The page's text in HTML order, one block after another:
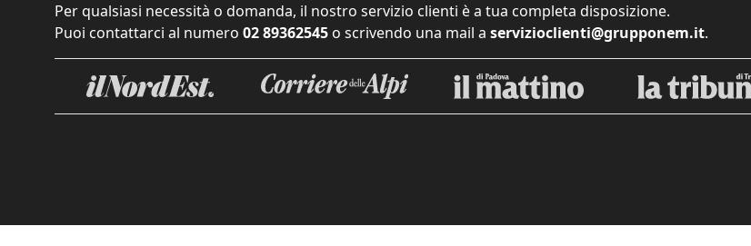
Per qualsiasi necessità o domanda, il nostro servizio clienti è a tua completa disposizione.
Puoi contattarci al numero 02 89362545 o scrivendo una mail a servizioclienti@grupponem.it.